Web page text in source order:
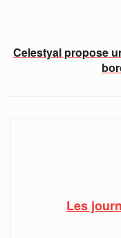
Celestyal propose
Les